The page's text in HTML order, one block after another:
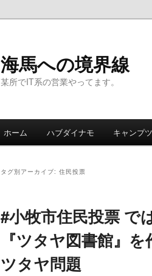
海馬への境界線
某所でIT系の営業やってます。
メ
コ
サ
ン
ホーム ハブダイナモ キャンプ
タグ別アーカイブ: 住民投票
#小牧市住民投票 で
『ツタヤ図書館』
ツタヤ問題